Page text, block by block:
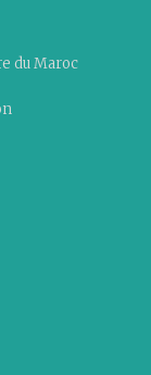
du Maroc